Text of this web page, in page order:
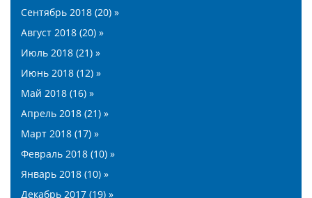
Сентябрь 2018 (20) »
Август 2018 (20) »
Июль 2018 (21) »
Июнь 2018 (12) »
Май 2018 (16) »
Апрель 2018 (21) »
Март 2018 (17) »
Февраль 2018 (10) »
Январь 2018 (10) »
Декабрь 2017 (19) »